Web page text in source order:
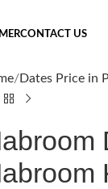
CONTACT US
Dates Price in